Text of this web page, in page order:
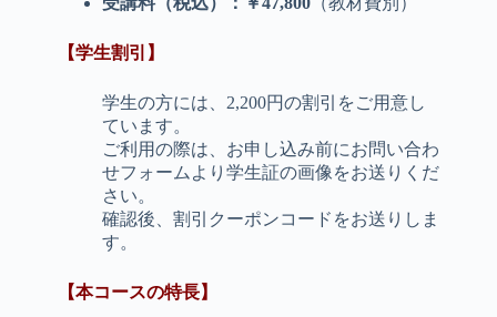
【学生割引】
学生の方には、2,200円の割引をご用意し
ています。
ご利用の際は、お申し込み前にお問い合わ
せフォームより学生証の画像をお送りくだ
さい。
確認後、割引クーポンコードをお送りしま
す。
【本コースの特長】